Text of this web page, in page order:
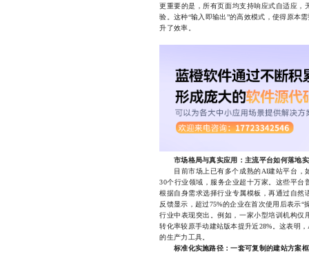
更重要的是，所有页面均支持响应式自适应
验。这种“输入即输出”的高效模式，使得原本
升了效率。
市场格局与真实应用：主流平台如何落地
目前市场上已有多个成熟的AI建站平台，
30个行业领域，服务企业超十万家。这些平台
根据自身需求选择行业专属模板，再通过自
反馈显示，超过75%的企业在首次使用后表示
行业中表现突出。例如，一家小型培训机构仅
转化率较原手动建站版本提升近28%。这表明
的生产力工具。
标准化实施路径：一套可复制的建站方案